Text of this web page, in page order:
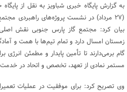
به گزارش پایگاه خبری شباویز به نقل از
(۲۷ مرداد) در نشست پروژه‌های راهبردی
بیان کرد: مجتمع گاز پارس جنوبی نقش اصلی
زمستان امسال دارد و تمام تیم‌ها با همت و
گام برمی‌دارند تا تأمین پایدار و مطمئن
مستمر نمادی از تعهد، تخصص و اتحاد در
وی تصریح کرد: برای موفقیت در عملیات